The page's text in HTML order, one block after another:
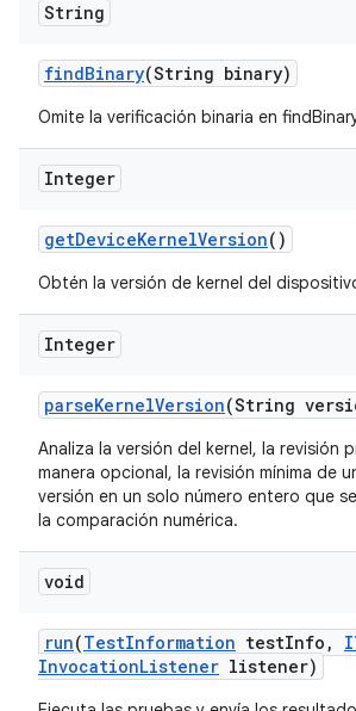
String
findBinary(String binary)
Omite la verificación binaria en
Integer
getDeviceKernelVersion()
Obtén la versión de kernel del
Integer
parseKernelVersion(String
Analiza la versión del kernel, la revisión
manera opcional, la revisión mínima de
versión en un solo número entero que
la comparación numérica.
void
run(TestInformation testInfo ,
InvocationListener listener)